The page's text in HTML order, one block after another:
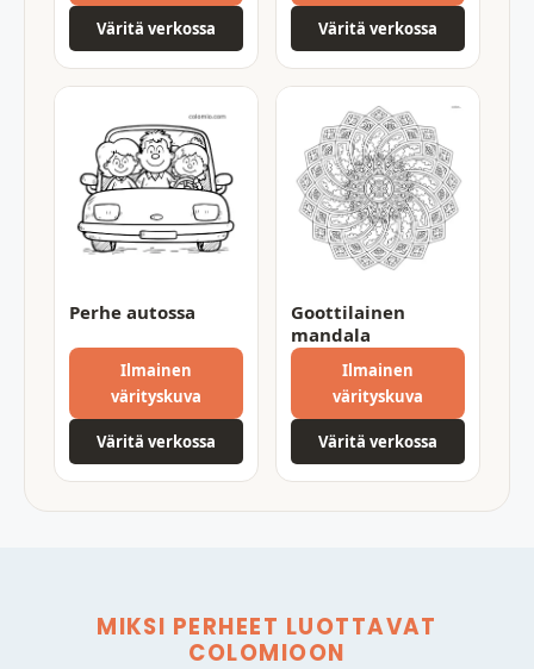
Väritä verkossa Väritä verkossa
Perhe autossa
Ilmainen
värityskuva
Väritä verkossa
Goottilainen
mandala
Ilmainen
värityskuva
Väritä verkossa
MIKSI PERHEET LUOTTAVAT
COLOMIOON